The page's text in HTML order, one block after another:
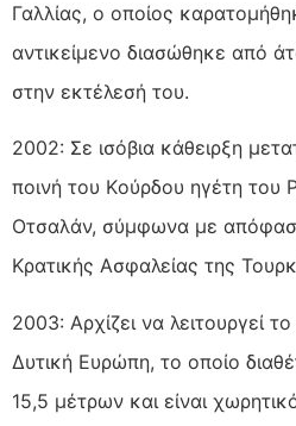
Γαλλίας, ο οποίος
αντικείμενο διασώθηκε από
στην εκτέλεσή του.
2002: Σε ισόβια κάθειρξη
ποινή του Kούρδου ηγέτη του
Οτσαλάν, σύμφωνα με
Κρατικής Ασφαλείας της
2003: Αρχίζει να λειτουργεί
Δυτική Eυρώπη, το οποίο
15,5 μέτρων και είναι